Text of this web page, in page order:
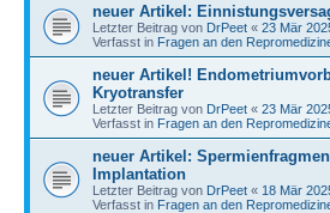
neuer Artikel:
Letzter Beitrag von DrPeet « 23 Mär
Verfasst in Fragen an den
neuer Artikel!
Kryotransfer
Letzter Beitrag von DrPeet « 23 Mär
Verfasst in Fragen an den
neuer Artikel:
Implantation
Letzter Beitrag von DrPeet « 18 Mär
Verfasst in Fragen an den